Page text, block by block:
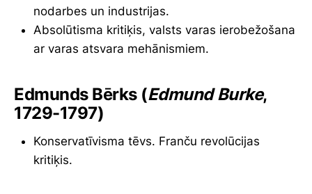
nodarbes un industrijas.
Absolūtisma kritiķis, valsts varas ierobežošana
ar varas atsvara mehānismiem.
Edmunds Bērks (Edmund Burke,
1729-1797)
Konservatīvisma tēvs. Franču revolūcijas
kritiķis.